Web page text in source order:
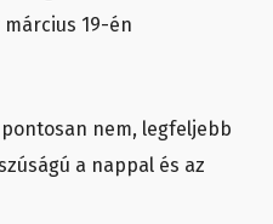
19-én
nem, legfeljebb
a nappal és az